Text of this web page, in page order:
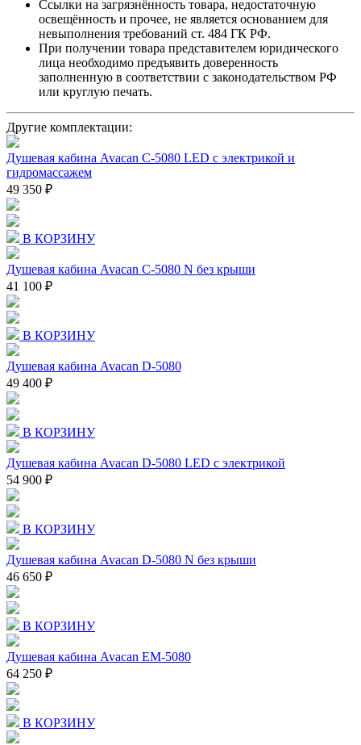
Ссылки на загрязнённость товара, недостаточную
освещённость и прочее, не является основанием для
невыполнения требований ст. 484 ГК РФ.
При получении товара представителем юридического
лица необходимо предъявить доверенность
заполненную в соответствии с законодательством РФ
или круглую печать.
Другие комплектации:
Душевая кабина Avacan C-5080 LED с электрикой и
гидромассажем
49 350 ₽
В КОРЗИНУ
Душевая кабина Avacan C-5080 N без крыши
41 100 ₽
В КОРЗИНУ
Душевая кабина Avacan D-5080
49 400 ₽
В КОРЗИНУ
Душевая кабина Avacan D-5080 LED с электрикой
54 900 ₽
В КОРЗИНУ
Душевая кабина Avacan D-5080 N без крыши
46 650 ₽
В КОРЗИНУ
Душевая кабина Avacan EM-5080
64 250 ₽
В КОРЗИНУ